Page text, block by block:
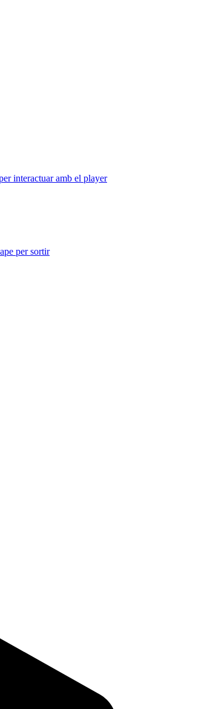
interactuar amb el player
per sortir